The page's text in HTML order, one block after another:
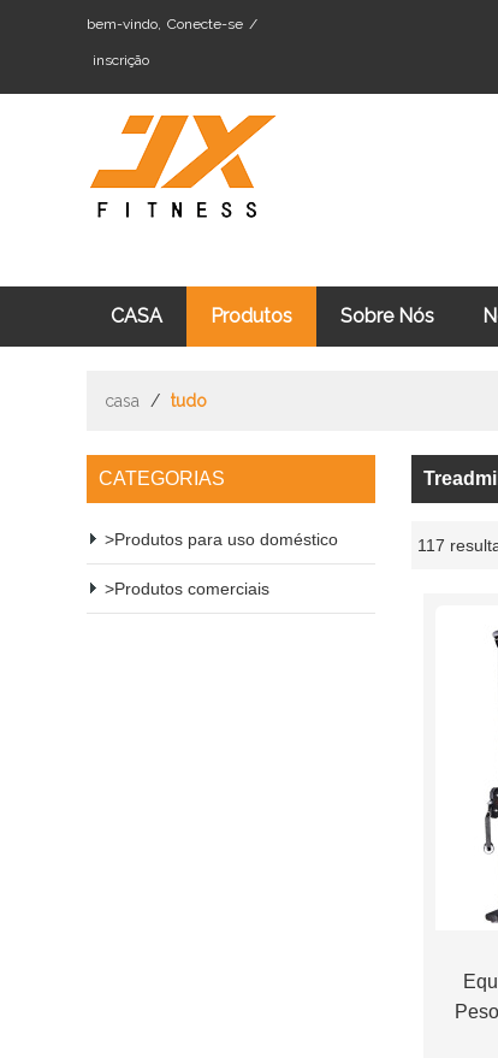
bem-vindo, Conecte-se /
inscrição
CASA Produtos Sobre Nós
casa / tudo
CATEGORIAS
Produtos para uso doméstico
Produtos comerciais
117
mostruário